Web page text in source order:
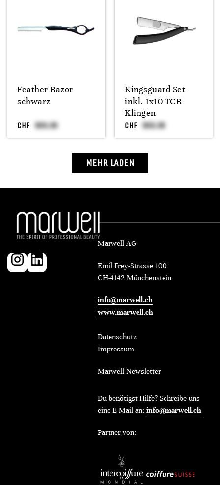
Feather Razor
schwarz
CHF
Kingsguard Set
inkl. 1x10 TCR
Klingen
CHF
MEHR LADEN
Marwell AG
Emil Frey-Strasse 100
CH-4142 Münchenstein
info@marwell.ch
www.marwell.ch
Datenschutz
Impressum
Marwell Newsletter
Du benötigst Hilfe? Schreibe uns
eine E-Mail an: info@marwell.ch
Partner von: